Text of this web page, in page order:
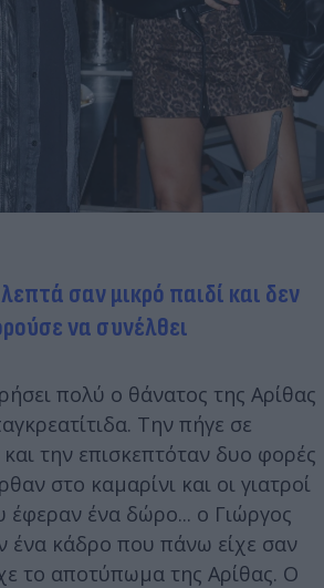
σαν μικρό παιδί και δεν
να συνέλθει
πολύ ο θάνατος της Αρίθας
Την πήγε σε
την επισκεπτόταν δυο φορές
στο καμαρίνι και οι γιατροί
έφεραν ένα δώρο... ο Γιώργος
ένα κάδρο που πάνω είχε σαν
το αποτύπωμα της Αρίθας. Ο